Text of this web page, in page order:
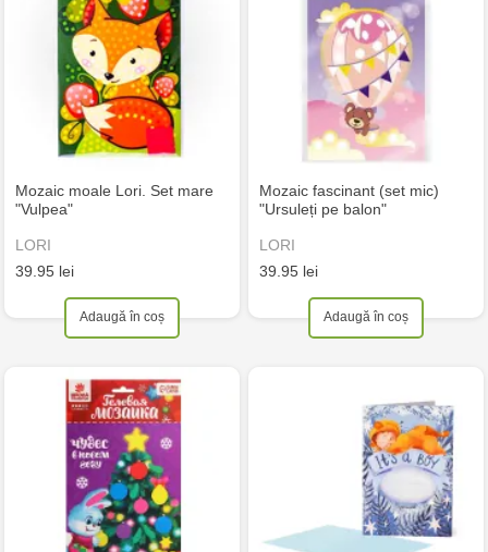
Mozaic moale Lori. Set mare
"Vulpea"
LORI
39.95 lei
Adaugă în coș
Mozaic fascinant (set mic)
"Ursuleți pe balon"
LORI
39.95 lei
Adaugă în coș